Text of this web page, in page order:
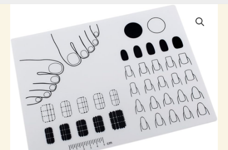
Silicona
Uñas
cantidad